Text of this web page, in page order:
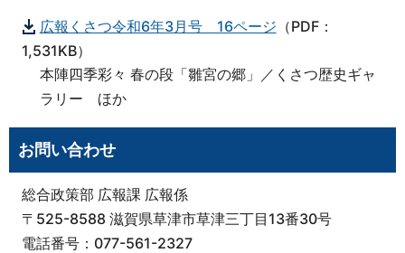
広報くさつ令和6年3月号 16ページ （PDF：
1,531KB）
本陣四季彩々 春の段「雛宮の郷」／くさつ歴史ギャ
ラリー ほか
お問い合わせ
総合政策部 広報課 広報係
〒525-8588 滋賀県草津市草津三丁目13番30号
電話番号：077-561-2327